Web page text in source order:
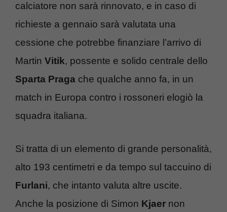
calciatore non sarà rinnovato, e in caso di
richieste a gennaio sarà valutata una
cessione che potrebbe finanziare l’arrivo di
Martin Vitik, possente e solido centrale dello
Sparta Praga che qualche anno fa, in un
match in Europa contro i rossoneri elogiò la
squadra italiana.
Si tratta di un elemento di grande personalità,
alto 193 centimetri e da tempo sul taccuino di
Furlani, che intanto valuta altre uscite.
Anche la posizione di Simon Kjaer non